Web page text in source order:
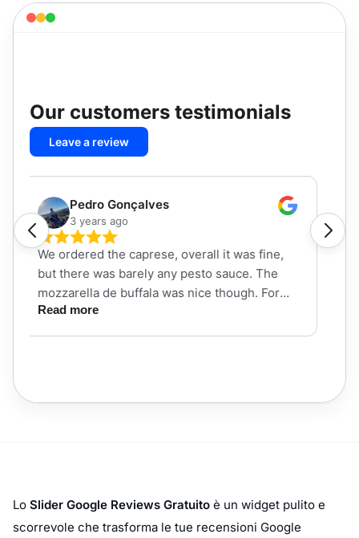
Lo Slider Google Reviews Gratuito è un widget pulito e
scorrevole che trasforma le tue recensioni Google